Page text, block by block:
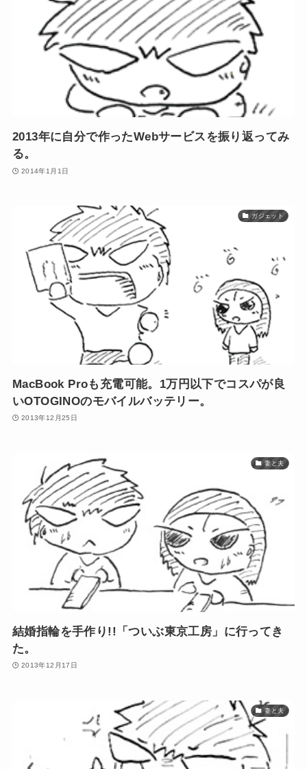
2013年に自分で作ったWebサービスを振り返ってみ
る。
2014年1月1日
ガジェット
MacBook Proも充電可能。1万円以下でコスパが良
いOTOGINOのモバイルバッテリー。
2013年12月25日
妻と夫
結婚指輪を手作り!!「ついぶ東京工房」に行ってき
た。
2013年12月17日
妻と夫